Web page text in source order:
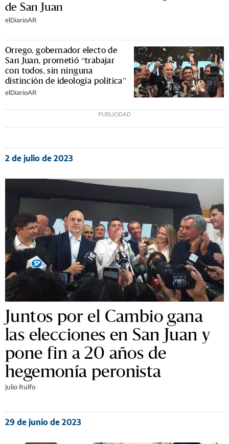
de San Juan
elDiarioAR
Orrego, gobernador electo de
San Juan, prometió “trabajar
con todos, sin ninguna
distinción de ideología política”
elDiarioAR
2 de julio de 2023
Juntos por el Cambio gana
las elecciones en San Juan y
pone fin a 20 años de
hegemonía peronista
Julio Rulfo
29 de junio de 2023